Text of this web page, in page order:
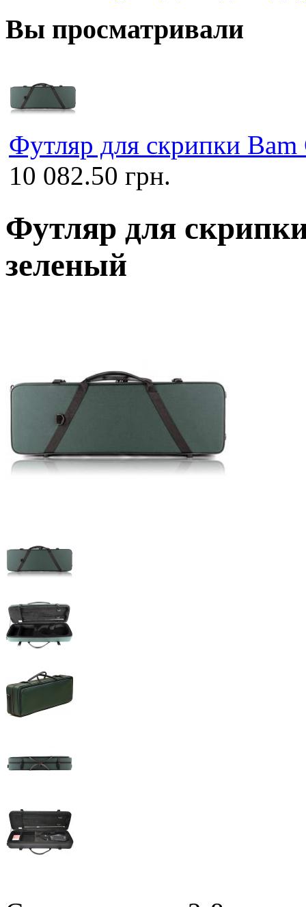
Вы просматривали
Футляр для скрипки
10 082.50 грн.
Футляр для
зеленый